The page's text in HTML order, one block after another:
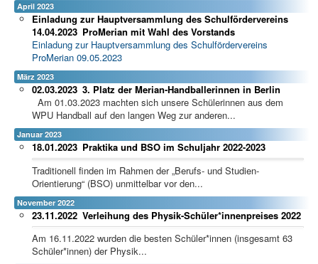
April 2023
Einladung zur Hauptversammlung des Schulfördervereins
ProMerian mit Wahl des Vorstands
14.04.2023
Einladung zur Hauptversammlung des Schulfördervereins
ProMerian 09.05.2023
März 2023
3. Platz der Merian-Handballerinnen in Berlin
02.03.2023
Am 01.03.2023 machten sich unsere Schülerinnen aus dem
WPU Handball auf den langen Weg zur anderen...
Januar 2023
Praktika und BSO im Schuljahr 2022-2023
18.01.2023
Traditionell finden im Rahmen der „Berufs- und Studien-
Orientierung“ (BSO) unmittelbar vor den...
November 2022
Verleihung des Physik-Schüler*innenpreises 2022
23.11.2022
Am 16.11.2022 wurden die besten Schüler*innen (insgesamt 63
Schüler*innen) der Physik...